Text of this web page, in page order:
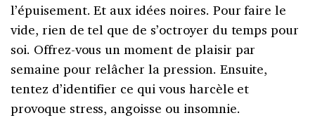
l’épuisement. Et aux idées noires. Pour faire le
vide, rien de tel que de s’octroyer du temps pour
soi. Offrez-vous un moment de plaisir par
semaine pour relâcher la pression. Ensuite,
tentez d’identifier ce qui vous harcèle et
provoque stress, angoisse ou insomnie.